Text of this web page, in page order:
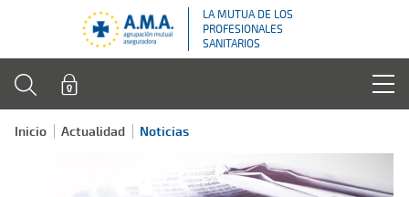
LA MUTUA DE LOS
PROFESIONALES
SANITARIOS
Inicio Actualidad Noticias